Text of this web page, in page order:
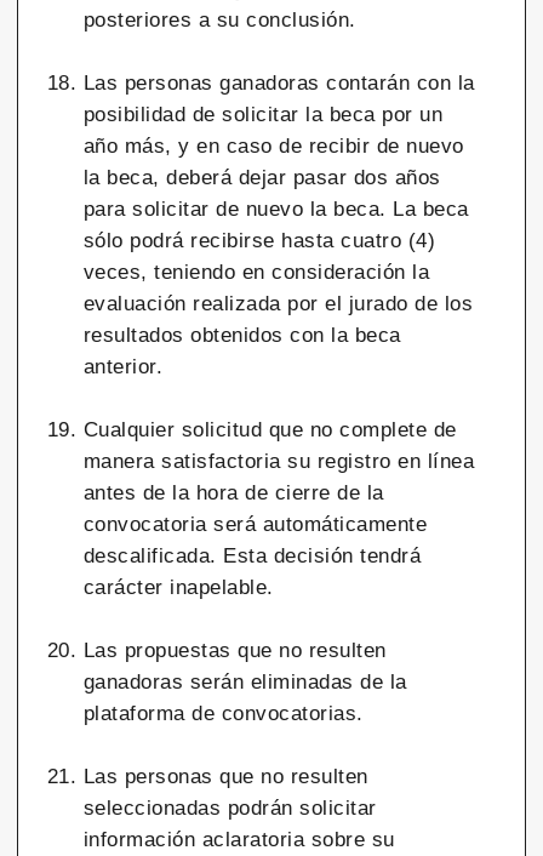
posteriores a su conclusión.
Las personas ganadoras contarán con la
posibilidad de solicitar la beca por un
año más, y en caso de recibir de nuevo
la beca, deberá dejar pasar dos años
para solicitar de nuevo la beca. La beca
sólo podrá recibirse hasta cuatro (4)
veces, teniendo en consideración la
evaluación realizada por el jurado de los
resultados obtenidos con la beca
anterior.
Cualquier solicitud que no complete de
manera satisfactoria su registro en línea
antes de la hora de cierre de la
convocatoria será automáticamente
descalificada. Esta decisión tendrá
carácter inapelable.
Las propuestas que no resulten
ganadoras serán eliminadas de la
plataforma de convocatorias.
Las personas que no resulten
seleccionadas podrán solicitar
información aclaratoria sobre su